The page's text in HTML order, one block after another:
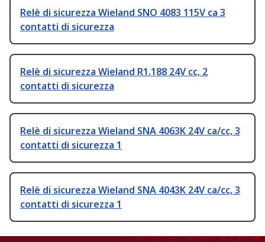
Relè di sicurezza Wieland SNO 4083 115V ca 3
contatti di sicurezza
Relè di sicurezza Wieland R1.188 24V cc, 2
contatti di sicurezza
Relè di sicurezza Wieland SNA 4063K 24V ca/cc, 3
contatti di sicurezza 1
Relè di sicurezza Wieland SNA 4043K 24V ca/cc, 3
contatti di sicurezza 1